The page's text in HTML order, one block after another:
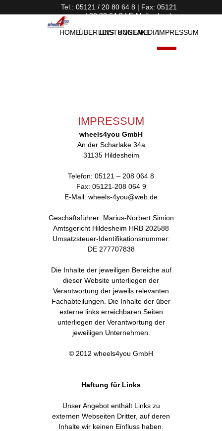
IMPRESSUM
wheels4you GmbH
An der Scharlake 34a
31135 Hildesheim
Telefon: 05121 – 208 064 8
Fax: 05121-208 064 9
E-Mail: wheels-4you@web.de
Geschäftsführer: Marius-Norbert Simion
Amtsgericht Hildesheim HRB 202588
Umsatzsteuer-Identifikationsnummer:
DE 277707838
Die Inhalte der jeweiligen Bereiche auf
dieser Website unterliegen der
Verantwortung der jeweils relevanten
Fachabteilungen. Die Inhalte der über
externe links erreichbaren Seiten
unterliegen der Verantwortung der
jeweiligen Unternehmen.
© 2012 wheels4you GmbH
Haftung für Links
Unser Angebot enthält Links zu
externen Webseiten Dritter, auf deren
Inhalte wir keinen Einfluss haben.
Tel.: 05121 / 20 80 64 8 | Fax: 05121
/ 20 80 64 9 | E-Mail: wheels-
HOMEÜBER UNSLEISTUNGEN
KONTAKT
MEDIAIMPRESSUM